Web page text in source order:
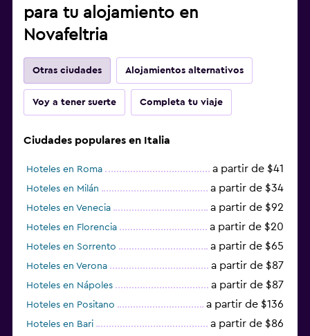
para tu alojamiento en
Novafeltria
Otras ciudades Alojamientos alternativos
Voy a tener suerte Completa tu viaje
Ciudades populares en Italia
Hoteles en Roma a partir de $41
Hoteles en Milán a partir de $34
Hoteles en Venecia a partir de $92
Hoteles en Florencia a partir de $20
Hoteles en Sorrento a partir de $65
Hoteles en Verona a partir de $87
Hoteles en Nápoles a partir de $87
Hoteles en Positano a partir de $136
Hoteles en Bari a partir de $86